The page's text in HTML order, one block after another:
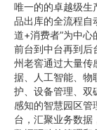
唯一的的卓越级生
品出库的全流程自
道+消费者”为中
前台到中台再到后
州老窖通过大量传
据、人工智能、物
护、设备管理、双
感知的智慧园区管
台，汇聚业务数据